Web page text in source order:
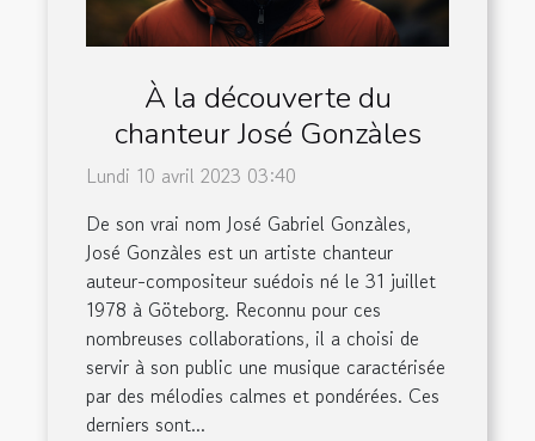
À la découverte du
chanteur José Gonzàles
Lundi 10 avril 2023 03:40
De son vrai nom José Gabriel Gonzàles,
José Gonzàles est un artiste chanteur
auteur-compositeur suédois né le 31 juillet
1978 à Göteborg. Reconnu pour ces
nombreuses collaborations, il a choisi de
servir à son public une musique caractérisée
par des mélodies calmes et pondérées. Ces
derniers sont...